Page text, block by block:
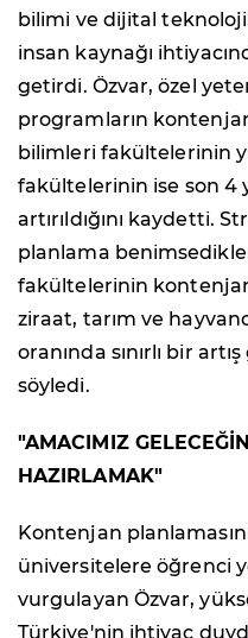
bilimi ve dijital
insan kaynağı
getirdi. Özvar, özel
programların
bilimleri fakültelerinin
fakültelerinin ise son 4
artırıldığını kaydetti.
planlama
fakültelerinin
ziraat, tarım ve
oranında sınırlı bir
söyledi.
"AMACIMIZ
HAZIRLAMAK"
Kontenjan
üniversitelere öğrenci
vurgulayan Özvar,
Türkiye'nin ihtiyaç